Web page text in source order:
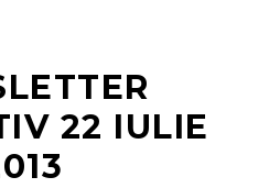
22 IULIE